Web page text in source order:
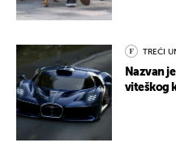
TREĆI
Nazvan
viteškog